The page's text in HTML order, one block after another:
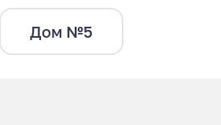
Дом №5